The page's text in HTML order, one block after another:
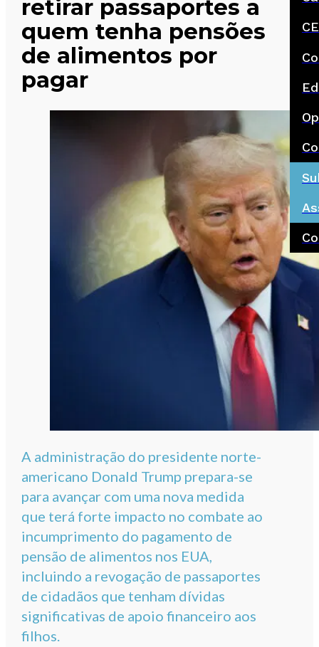
retirar passaportes a
quem tenha pensões
de alimentos por
pagar
A administração do presidente norte-
americano Donald Trump prepara-se
para avançar com uma nova medida
que terá forte impacto no combate ao
incumprimento do pagamento de
pensão de alimentos nos EUA,
incluindo a revogação de passaportes
de cidadãos que tenham dívidas
significativas de apoio financeiro aos
filhos.